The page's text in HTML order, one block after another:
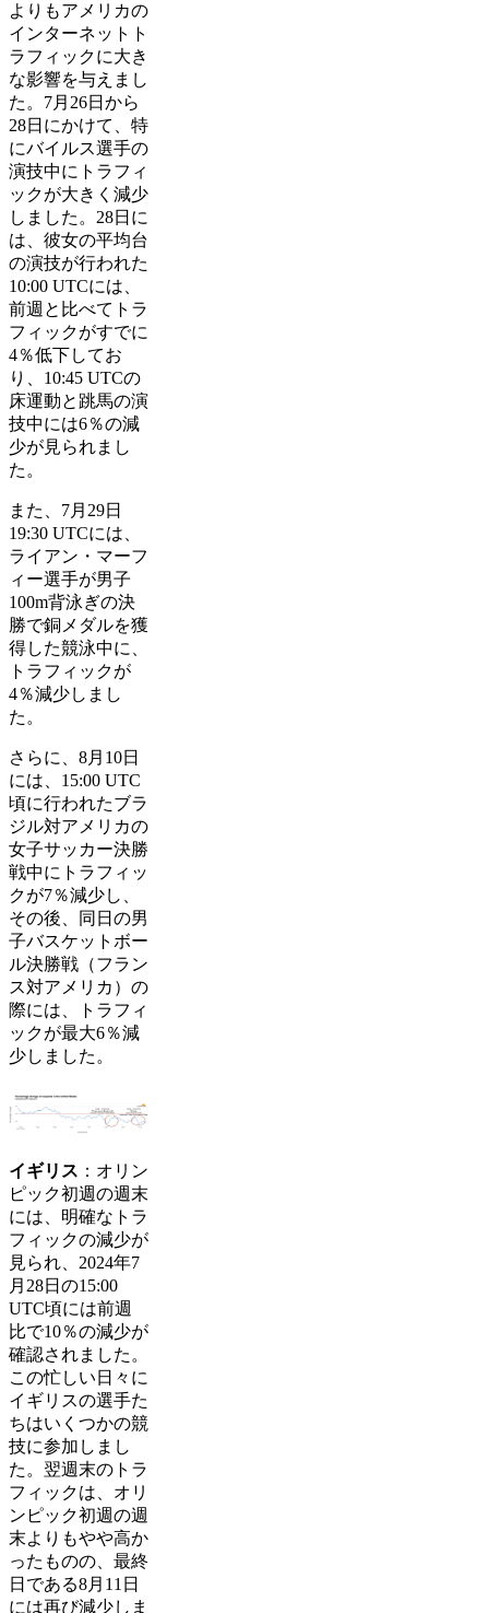
よりもアメリカの
インターネットト
ラフィックに大き
な影響を与えまし
た。7月26日から
28日にかけて、特
にバイルス選手の
演技中にトラフィ
ックが大きく減少
しました。28日に
は、彼女の平均台
の演技が行われた
10:00 UTCには、
前週と比べてトラ
フィックがすでに
4％低下してお
り、10:45 UTCの
床運動と跳馬の演
技中には6％の減
少が見られまし
た。
また、7月29日
19:30 UTCには、
ライアン・マーフ
ィー選手が男子
100m背泳ぎの決
勝で銅メダルを獲
得した競泳中に、
トラフィックが
4％減少しまし
た。
さらに、8月10日
には、15:00 UTC
頃に行われたブラ
ジル対アメリカの
女子サッカー決勝
戦中にトラフィッ
クが7％減少し、
その後、同日の男
子バスケットボー
ル決勝戦（フラン
ス対アメリカ）の
際には、トラフィ
ックが最大6％減
少しました。
イギリス ：オリン
ピック初週の週末
には、明確なトラ
フィックの減少が
見られ、2024年7
月28日の15:00
UTC頃には前週
比で10％の減少が
確認されました。
この忙しい日々に
イギリスの選手た
ちはいくつかの競
技に参加しまし
た。翌週末のトラ
フィックは、オリ
ンピック初週の週
末よりもやや高か
ったものの、最終
日である8月11日
には再び減少しま